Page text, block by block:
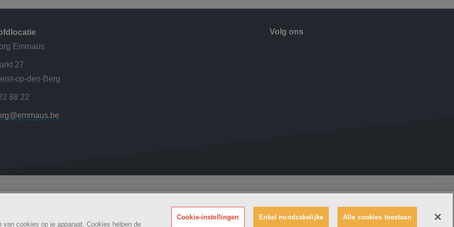
Emmaüs
27
op-den-Berg
88 22
Volg ons
Maatschappelijke zetel Edgard Tinellaan 1c, 2800 Mechelen
BE 0411 515 075, RPR Antwerpen (Mechelen)
van cookies op je apparaat. Cookies helpen de
Cookie-instellingen Enkel noodzakelijke Alle cookies toestaan